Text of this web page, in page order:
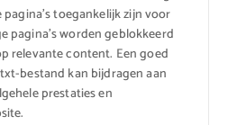
toegankelijk zijn voor
pagina’s worden geblokkeerd
relevante content. Een goed
bestand kan bijdragen aan
prestaties en